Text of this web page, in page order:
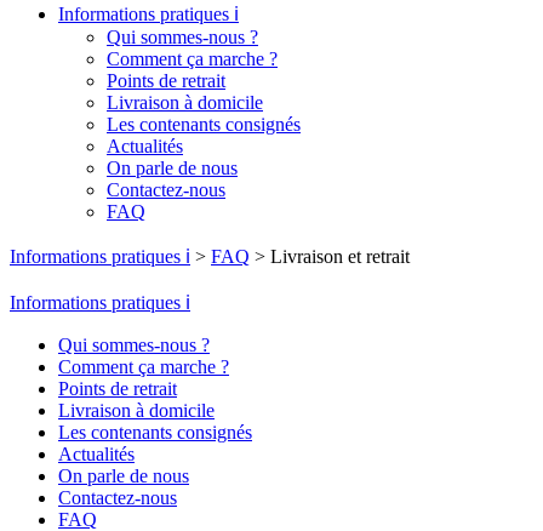
Informations pratiques ℹ️
Qui sommes-nous ?
Comment ça marche ?
Points de retrait
Livraison à domicile
Les contenants consignés
Actualités
On parle de nous
Contactez-nous
FAQ
Informations pratiques ℹ️ > FAQ > Livraison et retrait
Informations pratiques ℹ️
Qui sommes-nous ?
Comment ça marche ?
Points de retrait
Livraison à domicile
Les contenants consignés
Actualités
On parle de nous
Contactez-nous
FAQ